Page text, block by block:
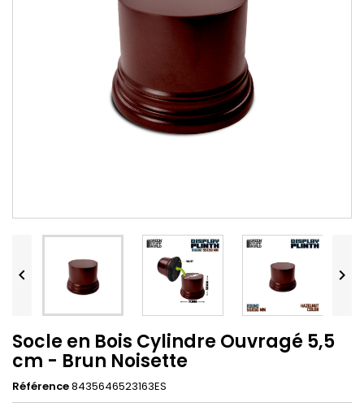
 
Socle en Bois Cylindre Ouvragé 5,5
cm - Brun Noisette
Référence8435646523163ES